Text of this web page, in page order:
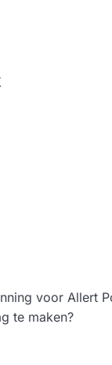
voor Allert
te maken?